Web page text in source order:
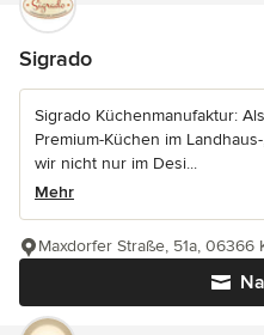
Sigrado
Sigrado Küchenmanufaktur:
Premium-Küchen im
wir nicht nur im Desi...
Mehr
Maxdorfer Straße, 51a, 06366